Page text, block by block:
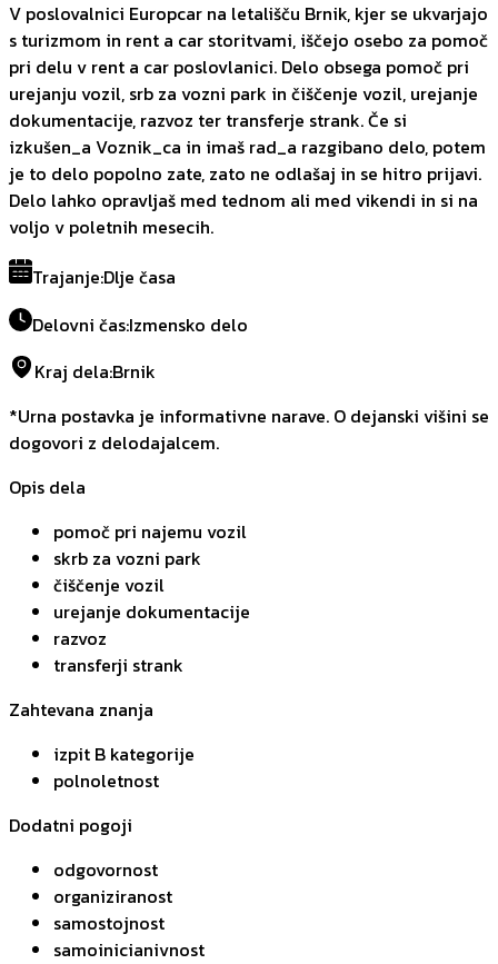
V poslovalnici Europcar na letališču Brnik, kjer se ukvarjajo
s turizmom in rent a car storitvami, iščejo osebo za pomoč
pri delu v rent a car poslovlanici. Delo obsega pomoč pri
urejanju vozil, srb za vozni park in čiščenje vozil, urejanje
dokumentacije, razvoz ter transferje strank. Če si
izkušen_a Voznik_ca in imaš rad_a razgibano delo, potem
je to delo popolno zate, zato ne odlašaj in se hitro prijavi.
Delo lahko opravljaš med tednom ali med vikendi in si na
voljo v poletnih mesecih.
Trajanje:Dlje časa
Delovni čas:Izmensko delo
Kraj dela:Brnik
*Urna postavka je informativne narave. O dejanski višini se
dogovori z delodajalcem.
Opis dela
pomoč pri najemu vozil
skrb za vozni park
čiščenje vozil
urejanje dokumentacije
razvoz
transferji strank
Zahtevana znanja
izpit B kategorije
polnoletnost
Dodatni pogoji
odgovornost
organiziranost
samostojnost
samoinicianivnost